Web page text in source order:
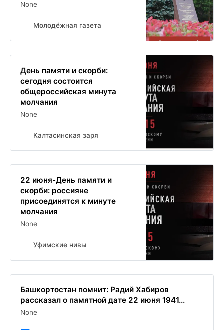
None
Молодёжная газета
День памяти и скорби:
сегодня состоится
общероссийская минута
молчания
None
Калтасинская заря
22 июня-День памяти и
скорби: россияне
присоединятся к минуте
молчания
None
Уфимские нивы
Башкортостан помнит: Радий Хабиров
рассказал о памятной дате 22 июня 1941...
None